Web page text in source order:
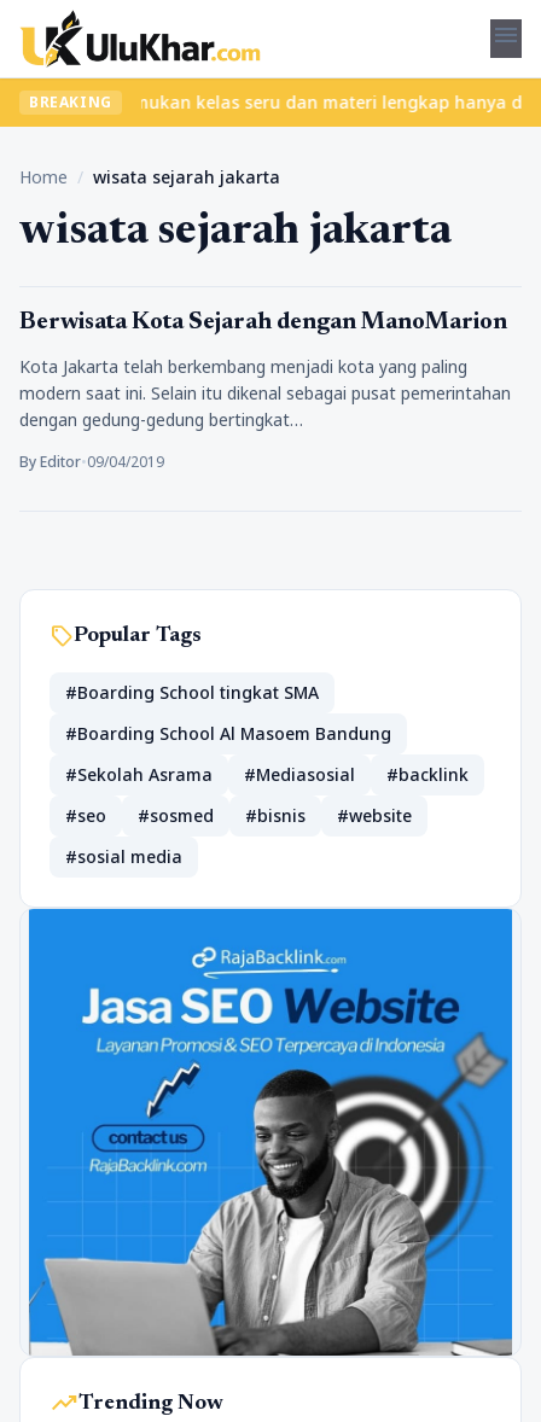
menu
BREAKING
ribet? Temukan kelas seru dan materi lengkap hanya di
Home / wisata sejarah jakarta
wisata sejarah jakarta
Tempat Wisata
Berwisata Kota Sejarah dengan ManoMarion
Kota Jakarta telah berkembang menjadi kota yang paling
modern saat ini. Selain itu dikenal sebagai pusat pemerintahan
dengan gedung-gedung bertingkat…
By Editor•09/04/2019
sellPopular Tags
#Boarding School tingkat SMA
#Boarding School Al Masoem Bandung
#Sekolah Asrama
#Mediasosial
#backlink
#seo
#sosmed #bisnis
#website
#sosial media
trending_upTrending Now